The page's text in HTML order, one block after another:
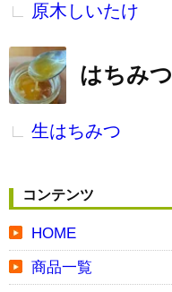
原木しいたけ
はちみつ
生はちみつ
コンテンツ
HOME
商品一覧